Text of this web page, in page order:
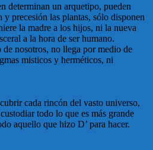
determinan un arquetipo, pueden
precesión las plantas, sólo disponen
la madre a los hijos, ni la nueva
a la hora de ser humano.
de nosotros, no llega por medio de
misticos y herméticos, ni
cada rincón del vasto universo,
todo lo que es más grande
aquello que hizo D’ para hacer.